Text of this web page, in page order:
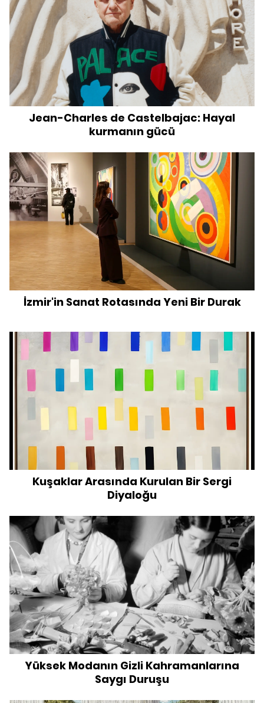
Jean-Charles de Castelbajac: Hayal
kurmanın gücü
İzmir'in Sanat Rotasında Yeni Bir Durak
Kuşaklar Arasında Kurulan Bir Sergi
Diyaloğu
Yüksek Modanın Gizli Kahramanlarına
Saygı Duruşu